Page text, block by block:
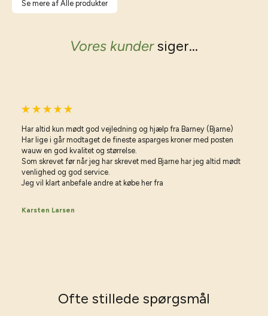
Se mere af Alle produkter
Vores kundersiger...
Har altid kun mødt god vejledning og hjælp fra Barney (Bjarne)
Har lige i går modtaget de fineste asparges kroner med posten
wauw en god kvalitet og størrelse.
Som skrevet før når jeg har skrevet med Bjarne har jeg altid mødt
venlighed og god service.
Jeg vil klart anbefale andre at købe her fra
Karsten Larsen
Ofte stillede spørgsmål